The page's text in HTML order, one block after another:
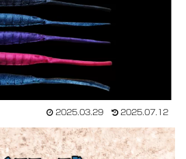
2025.03.29 2025.07.12